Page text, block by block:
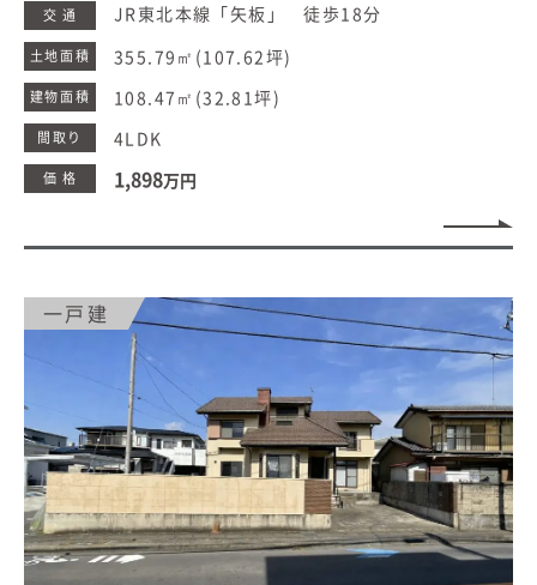
交 通 JR東北本線「矢板」 徒歩18分
土地面積 355.79㎡ (107.62坪)
建物面積 108.47㎡ (32.81坪)
間取り 4LDK
価 格 1,898万円
一戸建